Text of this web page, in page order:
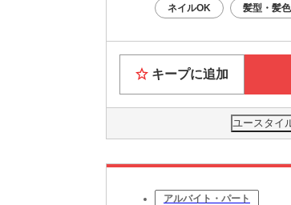
ネイルOK 髪型・髪
キープに追加
ユースタイ
アルバイト・パート